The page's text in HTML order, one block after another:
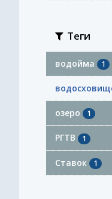
Теги
водойма 1
озеро 1
РГТВ 1
Ставок 1